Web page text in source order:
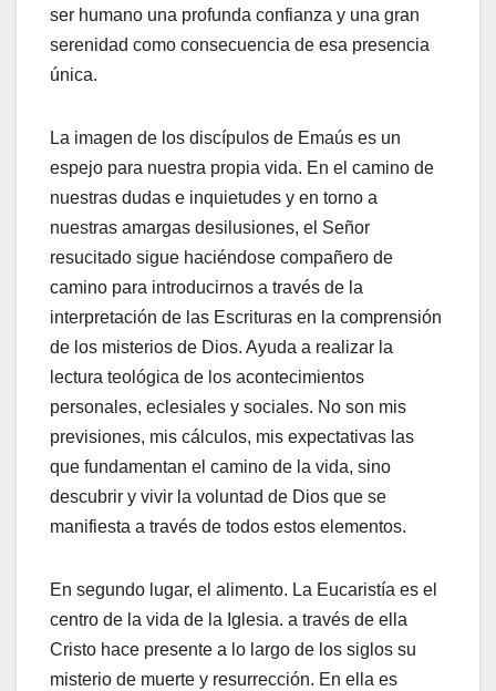
ser humano una profunda confianza y una gran
serenidad como consecuencia de esa presencia
única.
La imagen de los discípulos de Emaús es un
espejo para nuestra propia vida. En el camino de
nuestras dudas e inquietudes y en torno a
nuestras amargas desilusiones, el Señor
resucitado sigue haciéndose compañero de
camino para introducirnos a través de la
interpretación de las Escrituras en la comprensión
de los misterios de Dios. Ayuda a realizar la
lectura teológica de los acontecimientos
personales, eclesiales y sociales. No son mis
previsiones, mis cálculos, mis expectativas las
que fundamentan el camino de la vida, sino
descubrir y vivir la voluntad de Dios que se
manifiesta a través de todos estos elementos.
En segundo lugar, el alimento. La Eucaristía es el
centro de la vida de la Iglesia. a través de ella
Cristo hace presente a lo largo de los siglos su
misterio de muerte y resurrección. En ella es